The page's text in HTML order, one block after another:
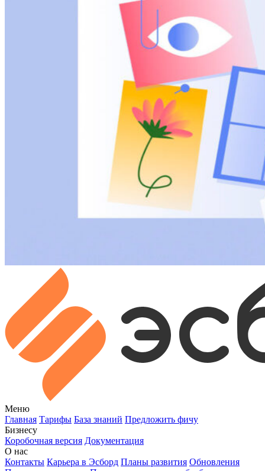
Меню
Главная Тарифы База знаний Предложить фичу
Бизнесу
Коробочная версия Документация
О нас
Контакты Карьера в Эсборд Планы развития Обновления